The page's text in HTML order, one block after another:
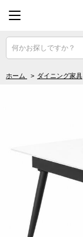
何かお探しですか？
ホーム > ダイニング家具